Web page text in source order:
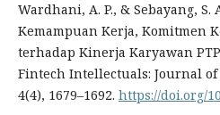
Wardhani, A. P., & Sebayang, S.
Kemampuan Kerja, Komitmen
terhadap Kinerja Karyawan
Fintech Intellectuals: Journal of
4(4), 1679–1692. https://doi.org/